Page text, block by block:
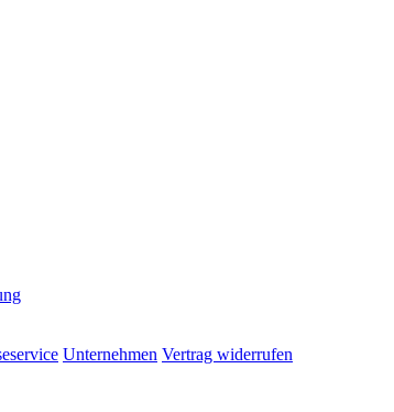
Unternehmen Vertrag widerrufen